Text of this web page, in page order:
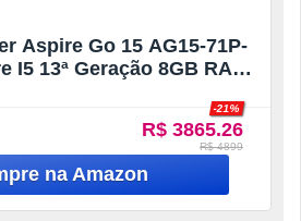
Aspire Go 15 AG15-71P-
I5 13ª Geração 8GB RAM
R$ 3865.26
-21%
R$ 4899